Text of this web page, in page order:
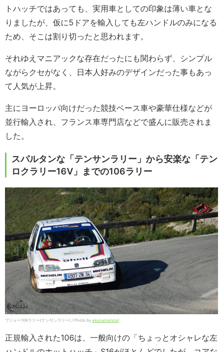
トハッチではあっても、実用車としての印象は薄い車とな
りましたが、仮に5ドアを輸入しても左ハンドルのみになる
ため、そこは割り切ったと思われます。
それゆえマニアックな存在だったにも関わらず、シンプル
ながらクセがなく、日本人好みのデザインだった事もあっ
て人気が上昇。
主にヨーロッパ向けだった競技ベース車や豪華仕様などが
並行輸入され、フランス車専門店などで盛んに販売されま
した。
スパルタンな「テンサンラリー」から安楽な「テン
ロクラリー16V」までの106ラリー
プジョー106ラリー(テンサンラリー) / Photo by akunamatata(
正規輸入された106は、一般向けの「ちょっとオシャレな左